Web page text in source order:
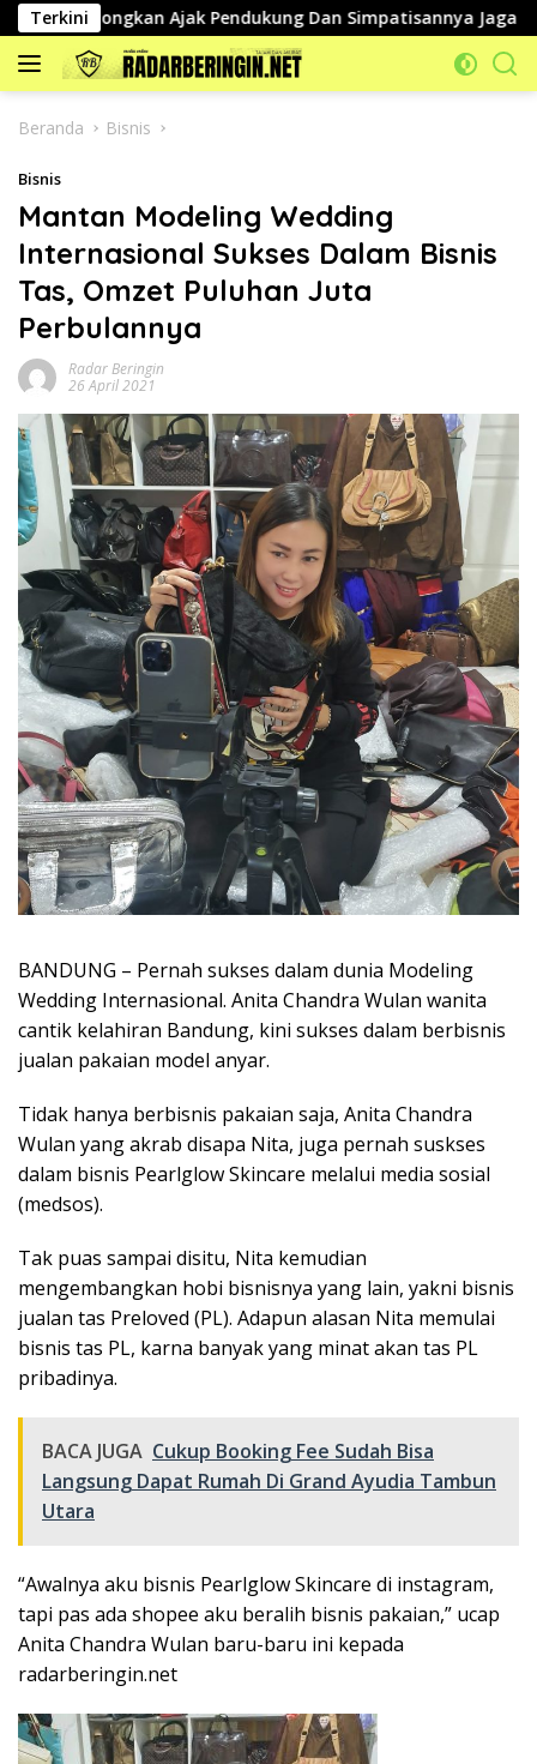
Langsung
ke
konten
Terkini
H.Bongkan Ajak Pendukung Dan Simpatisannya Jaga
Beranda Bisnis
Bisnis
Mantan Modeling Wedding
Internasional Sukses Dalam Bisnis
Tas, Omzet Puluhan Juta
Perbulannya
Radar Beringin
26 April 2021
BANDUNG – Pernah sukses dalam dunia Modeling
Wedding Internasional. Anita Chandra Wulan wanita
cantik kelahiran Bandung, kini sukses dalam berbisnis
jualan pakaian model anyar.
Tidak hanya berbisnis pakaian saja, Anita Chandra
Wulan yang akrab disapa Nita, juga pernah suskses
dalam bisnis Pearlglow Skincare melalui media sosial
(medsos).
Tak puas sampai disitu, Nita kemudian
mengembangkan hobi bisnisnya yang lain, yakni bisnis
jualan tas Preloved (PL). Adapun alasan Nita memulai
bisnis tas PL, karna banyak yang minat akan tas PL
pribadinya.
BACA JUGA Cukup Booking Fee Sudah Bisa
Langsung Dapat Rumah Di Grand Ayudia Tambun
Utara
“Awalnya aku bisnis Pearlglow Skincare di instagram,
tapi pas ada shopee aku beralih bisnis pakaian,” ucap
Anita Chandra Wulan baru-baru ini kepada
radarberingin.net